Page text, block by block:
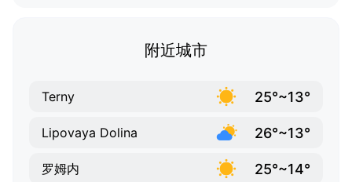
附近城市
Terny 25°~13°
Lipovaya Dolina 26°~13°
罗姆内 25°~14°